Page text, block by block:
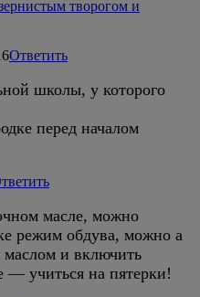
творогом и
Ответить
школы, у которого
перед началом
масле, можно
режим обдува, можно а
маслом и включить
учиться на пятерки!